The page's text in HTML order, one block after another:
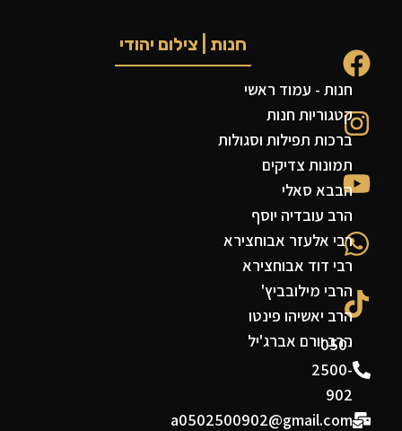
050-
2500-
902
a0502500902@gmail.com
חנות | צילום יהודי
חנות - עמוד ראשי
קטגוריות חנות
ברכות תפילות וסגולות
תמונות צדיקים
הבבא סאלי
הרב עובדיה יוסף
רבי אלעזר אבוחצירא
רבי דוד אבוחצירא
הרבי מילובביץ'
הרב יאשיהו פינטו
הרב יורם אברג'יל